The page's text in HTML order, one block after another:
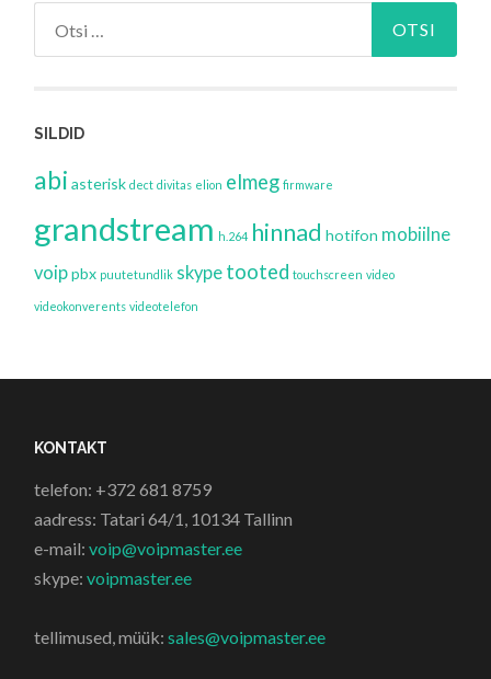
SILDID
abi asterisk dect divitas elion elmeg firmware
grandstream h.264 hinnad hotifon mobiilne
voippbx puutetundlik skype tooted touchscreen video
videokonverents videotelefon
KONTAKT
telefon: +372 681 8759
aadress: Tatari 64/1, 10134 Tallinn
e-mail:voip@voipmaster.ee
skype:voipmaster.ee
tellimused, müük:sales@voipmaster.ee